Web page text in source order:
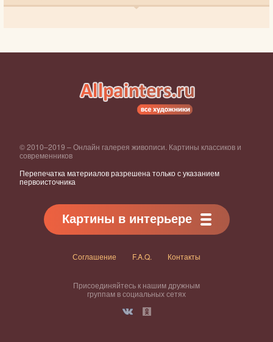
© 2010–2019 – Онлайн галерея живописи. Картины классиков и
современников
Перепечатка материалов разрешена только с указанием
первоисточника
Картины в интерьере
Соглашение F.A.Q. Контакты
Присоединяйтесь к нашим дружным
группам в социальных сетях